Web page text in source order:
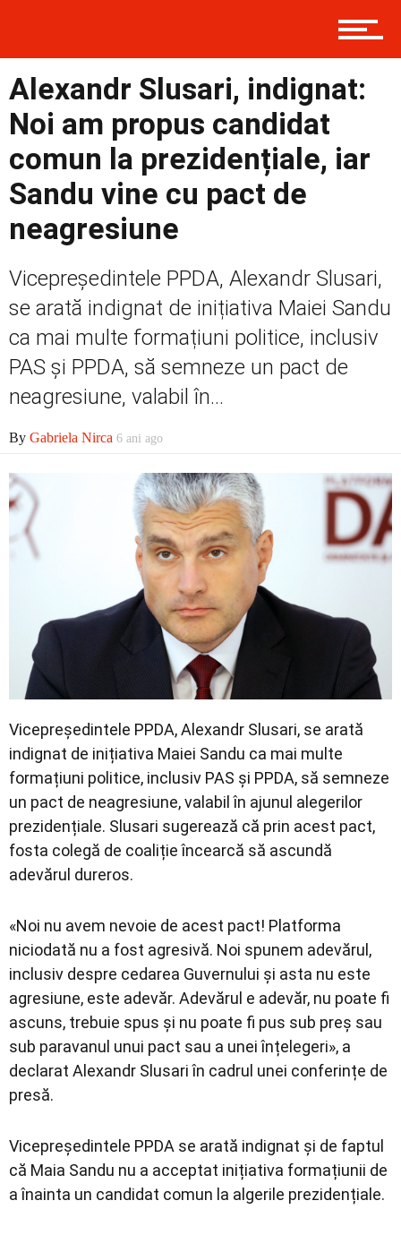
Prima
Politică
Economic
Contact
Alexandr Slusari, indignat:
Noi am propus candidat
comun la prezidențiale, iar
Sandu vine cu pact de
neagresiune
Vicepreședintele PPDA, Alexandr Slusari,
se arată indignat de inițiativa Maiei Sandu
ca mai multe formațiuni politice, inclusiv
PAS și PPDA, să semneze un pact de
neagresiune, valabil în...
By Gabriela Nirca 6 ani ago
Vicepreședintele PPDA, Alexandr Slusari, se arată
indignat de inițiativa Maiei Sandu ca mai multe
formațiuni politice, inclusiv PAS și PPDA, să semneze
un pact de neagresiune, valabil în ajunul alegerilor
prezidențiale. Slusari sugerează că prin acest pact,
fosta colegă de coaliție încearcă să ascundă
adevărul dureros.
«Noi nu avem nevoie de acest pact! Platforma
niciodată nu a fost agresivă. Noi spunem adevărul,
inclusiv despre cedarea Guvernului și asta nu este
agresiune, este adevăr. Adevărul e adevăr, nu poate fi
ascuns, trebuie spus și nu poate fi pus sub preș sau
sub paravanul unui pact sau a unei înțelegeri», a
declarat Alexandr Slusari în cadrul unei conferințe de
presă.
Vicepreședintele PPDA se arată indignat și de faptul
că Maia Sandu nu a acceptat inițiativa formațiunii de
a înainta un candidat comun la algerile prezidențiale.